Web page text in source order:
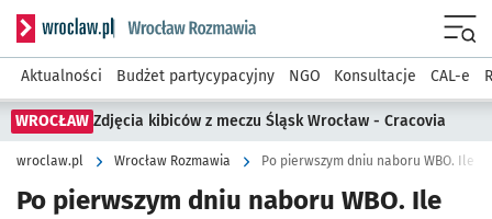
Serwis informacyjny wroclaw.pl podserwis: Rozmawia
Aktualności Budżet partycypacyjny NGO Konsultacje CAL-e
WROCŁAW Zdjęcia kibiców z meczu Śląsk Wrocław - Cracovia
wroclaw.pl Wrocław Rozmawia Po pierwszym dniu naboru WBO. Ile
Po pierwszym dniu naboru WBO. Ile